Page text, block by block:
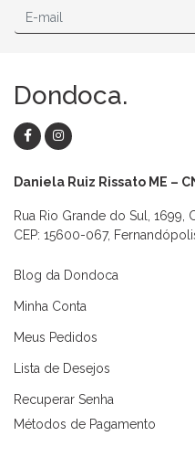
Dondoca.
Daniela Ruiz Rissato ME –
Rua Rio Grande do Sul, 1699,
CEP: 15600-067,
Blog da Dondoca
Minha Conta
Meus Pedidos
Lista de Desejos
Recuperar Senha
Métodos de Pagamento